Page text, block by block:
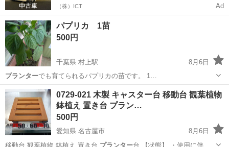
（株）ICT Ad
パプリカ 1苗
500円
千葉県 村上駅
8月6日
プランターでも育てられるパプリカの苗です。 1…
千葉 八千代市 村上駅 家庭用品 プランター
0729-021 木製 キャスター台 移動台 観葉植物
鉢植え 置き台 プラン…
500円
愛知県 名古屋市
8月6日
移動台 観葉植物 鉢植え 置き台 プランター 台 【状態】 ・使用に伴…